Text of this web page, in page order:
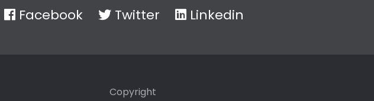
Facebook Twitter Linkedin
Copyright